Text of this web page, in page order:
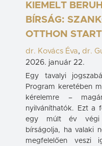
KIEMELT
BÍRSÁG:
OTTHON
dr. Kovács Éva, dr.
2026. január 22.
Egy tavalyi
Program keretében
kérelemre –
nyilváníthatók. Ezt a
egy múlt év végi
bírságolja, ha valaki
megfelelően veszi